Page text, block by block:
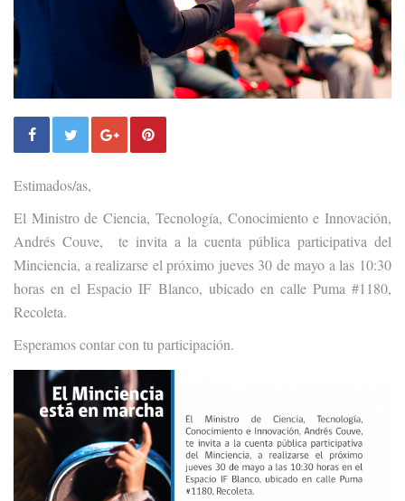
Estimados/as,
El Ministro de Ciencia, Tecnología, Conocimiento e Innovación,
Andrés Couve, te invita a la cuenta pública participativa del
Minciencia, a realizarse el próximo jueves 30 de mayo a las 10:30
horas en el Espacio IF Blanco, ubicado en calle Puma #1180,
Recoleta.
Esperamos contar con tu participación.